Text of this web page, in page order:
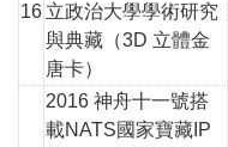
16 立政治大學學術研究
與典藏（3D 立體金
唐卡）
2016 神舟十一號搭
載NATS國家寶藏IP